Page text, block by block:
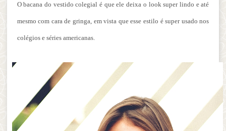
O bacana do vestido colegial é que ele deixa o look super lindo e até
mesmo com cara de gringa, em vista que esse estilo é super usado nos
colégios e séries americanas.